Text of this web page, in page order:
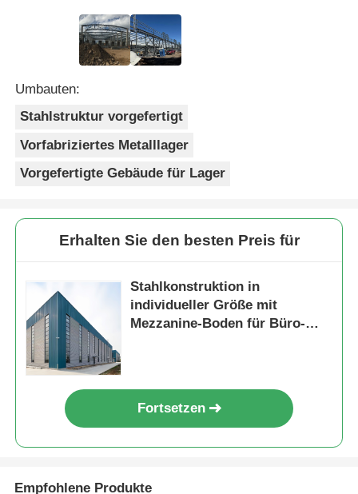
39;ll come back to you. Looking forward to the
next cooperation!
Umbauten:
Stahlstruktur vorgefertigt
Vorfabriziertes Metalllager
Vorgefertigte Gebäude für Lager
Erhalten Sie den besten Preis für
Stahlkonstruktion in
individueller Größe mit
Mezzanine-Boden für Büro-
Fortsetzen
Empfohlene Produkte